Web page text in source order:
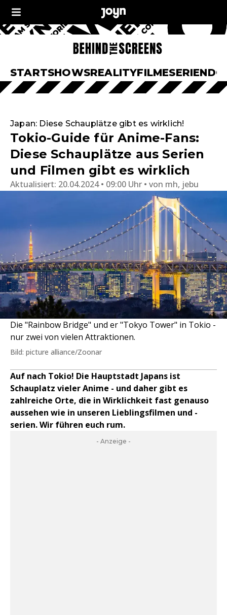
STARTSHOWSREALITYFILMESERIEN
Japan: Diese Schauplätze gibt es wirklich!
Tokio-Guide für Anime-Fans:
Diese Schauplätze aus Serien
und Filmen gibt es wirklich
Aktualisiert: 20.04.2024 • 09:00 Uhr von mh, jebu
Die "Rainbow Bridge" und er "Tokyo Tower" in Tokio -
nur zwei von vielen Attraktionen.
Bild: picture alliance/Zoonar
Auf nach Tokio! Die Hauptstadt Japans ist
Schauplatz vieler Anime - und daher gibt es
zahlreiche Orte, die in Wirklichkeit fast genauso
aussehen wie in unseren Lieblingsfilmen und -
serien. Wir führen euch rum.
- Anzeige -